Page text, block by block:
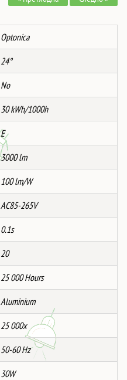
Optonica
24°
No
30 kWh/1000h
E
3000 lm
100 lm/W
AC85-265V
0.1s
20
25 000 Hours
Aluminium
25 000x
50-60 Hz
30W